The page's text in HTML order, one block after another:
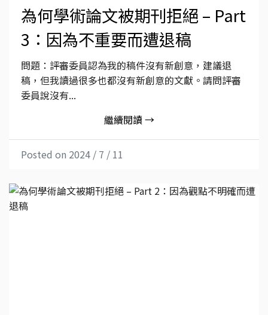
為何學術論文被期刊拒絕 – Part
3：因為不重要而遭退稿
問題：評審委員認為我的稿件沒有新創意，建議退
稿，但我讀過很多也都沒有新創意的文獻。請問評審
委員說沒有...
繼續閱讀 →
Posted on 2024 / 7 / 11